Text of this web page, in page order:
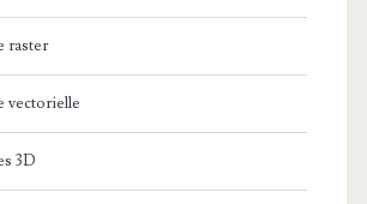
raster
vectorielle
3D